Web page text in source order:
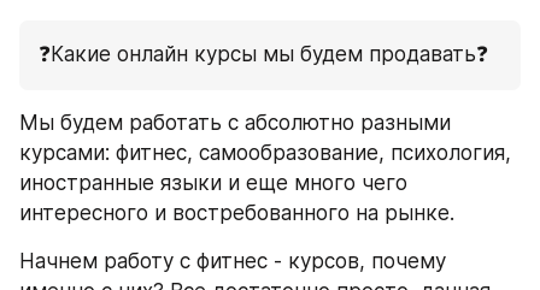
❓Какие онлайн курсы мы будем продавать❓
Мы будем работать с абсолютно разными
курсами: фитнес, самообразование, психология,
иностранные языки и еще много чего
интересного и востребованного на рынке.
Начнем работу с фитнес - курсов, почему